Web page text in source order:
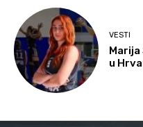
VESTI
u